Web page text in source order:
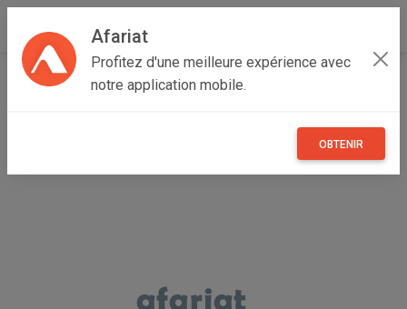
Afariat
Profitez d'une meilleure expérience avec
notre application mobile.
OBTENIR
Accueil Recherche Grand Tunis